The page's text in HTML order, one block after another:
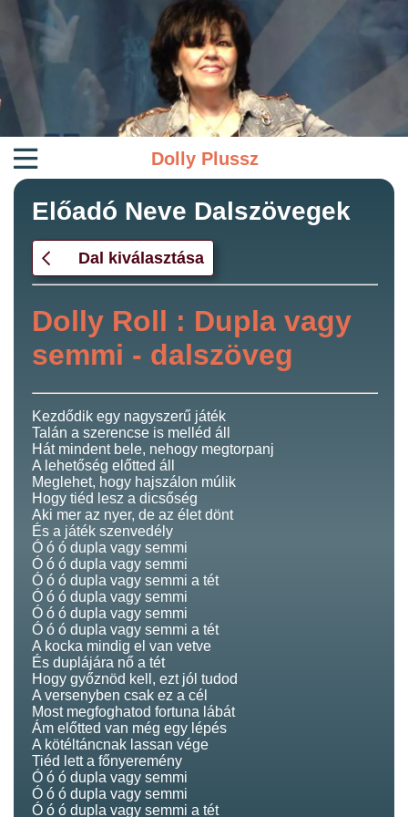
Dolly Plussz
Előadó Neve Dalszövegek
Dal kiválasztása
Dolly Roll : Dupla vagy
semmi - dalszöveg
Kezdődik egy nagyszerű játék
Talán a szerencse is melléd áll
Hát mindent bele, nehogy megtorpanj
A lehetőség előtted áll
Meglehet, hogy hajszálon múlik
Hogy tiéd lesz a dicsőség
Aki mer az nyer, de az élet dönt
És a játék szenvedély
Ó ó ó dupla vagy semmi
Ó ó ó dupla vagy semmi
Ó ó ó dupla vagy semmi a tét
Ó ó ó dupla vagy semmi
Ó ó ó dupla vagy semmi
Ó ó ó dupla vagy semmi a tét
A kocka mindig el van vetve
És duplájára nő a tét
Hogy győznöd kell, ezt jól tudod
A versenyben csak ez a cél
Most megfoghatod fortuna lábát
Ám előtted van még egy lépés
A kötéltáncnak lassan vége
Tiéd lett a főnyeremény
Ó ó ó dupla vagy semmi
Ó ó ó dupla vagy semmi
Ó ó ó dupla vagy semmi a tét